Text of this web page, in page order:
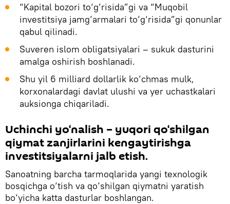
“Kapital bozori to‘g‘risida”gi va “Muqobil
investitsiya jamg‘armalari to‘g‘risida”gi qonunlar
qabul qilinadi.
Suveren islom obligatsiyalari – sukuk dasturini
amalga oshirish boshlanadi.
Shu yil 6 milliard dollarlik ko‘chmas mulk,
korxonalardagi davlat ulushi va yer uchastkalari
auksionga chiqariladi.
Uchinchi yo‘nalish – yuqori qo‘shilgan
qiymat zanjirlarini kengaytirishga
investitsiyalarni jalb etish.
Sanoatning barcha tarmoqlarida yangi texnologik
bosqichga o‘tish va qo‘shilgan qiymatni yaratish
bo‘yicha katta dasturlar boshlangan.